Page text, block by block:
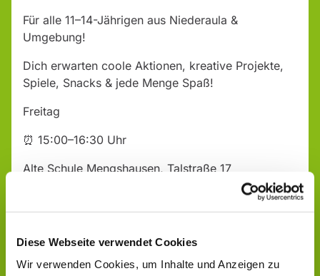
Diese Webseite verwendet Cookies
Wir verwenden Cookies, um Inhalte und Anzeigen zu
Für alle 11–14-Jährigen aus Niederaula &
Umgebung!
Dich erwarten coole Aktionen, kreative Projekte,
Spiele, Snacks & jede Menge Spaß!
Freitag
⏰ 15:00–16:30 Uhr
Alte Schule Mengshausen, Talstraße 17